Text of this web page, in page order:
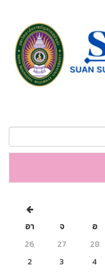
อา
จ อ
26
27 28
2
3 4